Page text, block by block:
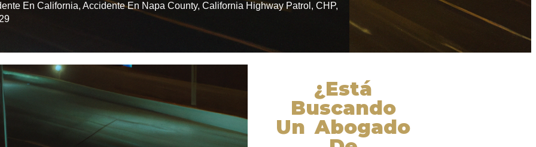
En California, Accidente En Napa County, California Highway Patrol , CHP,
¿Está
Buscando
Un Abogado